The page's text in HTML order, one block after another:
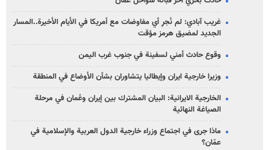
غريب آبادي: لم نُجرِ أي مفاوضات مع أمريكا في الأيام الأخيرة..المسار
الجديد لمضيق هرمز مؤقت
وقوع حادث أمني لسفينة في جنوب غرب اليمن
وزيرا خارجية ايران وإيطاليا يتشاوران بشأن الأوضاع في المنطقة
الخارجية الايرانية: البيان المشترك بين إيران وعُمان في مرحلة
الصياغة النهائية
ماذا جرى في اجتماع وزراء خارجية الدول العربية والإسلامية في
عمّان؟